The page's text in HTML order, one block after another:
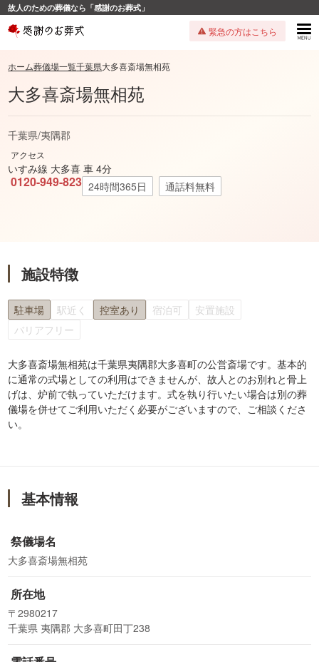
故人のための葬儀なら「感謝のお葬式」
緊急の方はこちら
ホーム葬儀場一覧千葉県大多喜斎場無相苑
大多喜斎場無相苑
千葉県/夷隅郡
アクセス
いすみ線 大多喜 車 4分
0120-949-823 24時間365日 通話料無料
施設特徴
駐車場 駅近く 控室あり 宿泊可
安置施設
バリアフリー
大多喜斎場無相苑は千葉県夷隅郡大多喜町の公営斎場です。基本的
に通常の式場としての利用はできませんが、故人とのお別れと骨上
げは、炉前で執っていただけます。式を執り行いたい場合は別の葬
儀場を併せてご利用いただく必要がございますので、ご相談くださ
い。
基本情報
祭儀場名
大多喜斎場無相苑
所在地
〒2980217
千葉県 夷隅郡 大多喜町田丁238